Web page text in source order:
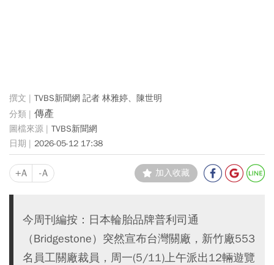
TVBS新聞網 記者 林雅婷、陳世明
傳產
TVBS新聞網
2026-05-12 17:38
+A -A 加入收藏
今周刊編按：日本輪胎品牌普利司通
（Bridgestone）突然宣布台灣關廠，新竹廠553
名員工關廠裁員，周一(5/11)上午派出12輛遊覽